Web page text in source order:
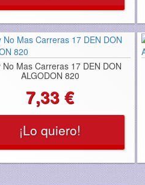
No Mas Carreras 17 DEN DON
ALGODON 820
7,33 €
¡Lo quiero!